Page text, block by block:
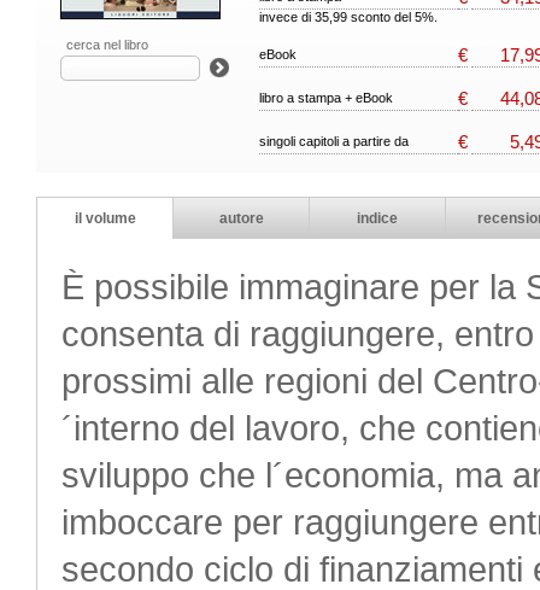
cerca nel libro
invece di 35,99 sconto del 5%.
eBook €
libro a stampa + eBook €
singoli capitoli a partire da €
il volume autore indice
È possibile immaginare per la
consenta di raggiungere,
prossimi alle regioni del
´interno del lavoro, che
sviluppo che l´economia, ma
imboccare per raggiungere
secondo ciclo di